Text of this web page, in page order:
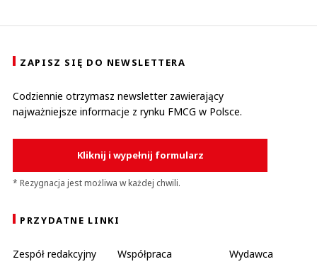
ZAPISZ SIĘ DO NEWSLETTERA
Codziennie otrzymasz newsletter zawierający
najważniejsze informacje z rynku FMCG w Polsce.
Kliknij i wypełnij formularz
* Rezygnacja jest możliwa w każdej chwili.
PRZYDATNE LINKI
Zespół redakcyjny Współpraca
Wydawca